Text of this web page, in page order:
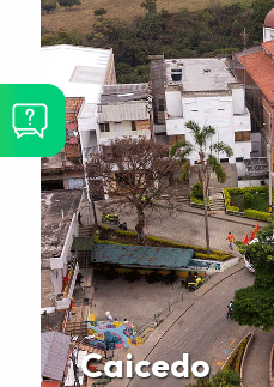
Caicedo